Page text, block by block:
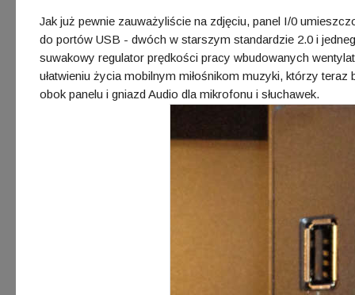
Jak już pewnie zauważyliście na zdjęciu, panel I/0
do portów USB - dwóch w starszym standardzie 2.0 i
suwakowy regulator prędkości pracy wbudowanych
ułatwieniu życia mobilnym miłośnikom muzyki, którzy
obok panelu i gniazd Audio dla mikrofonu i słuchawek.